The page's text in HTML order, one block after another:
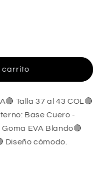
carrito
Talla 37 al 43 COL🔴
Base Cuero -
EVA Blando🔴
Diseño cómodo.